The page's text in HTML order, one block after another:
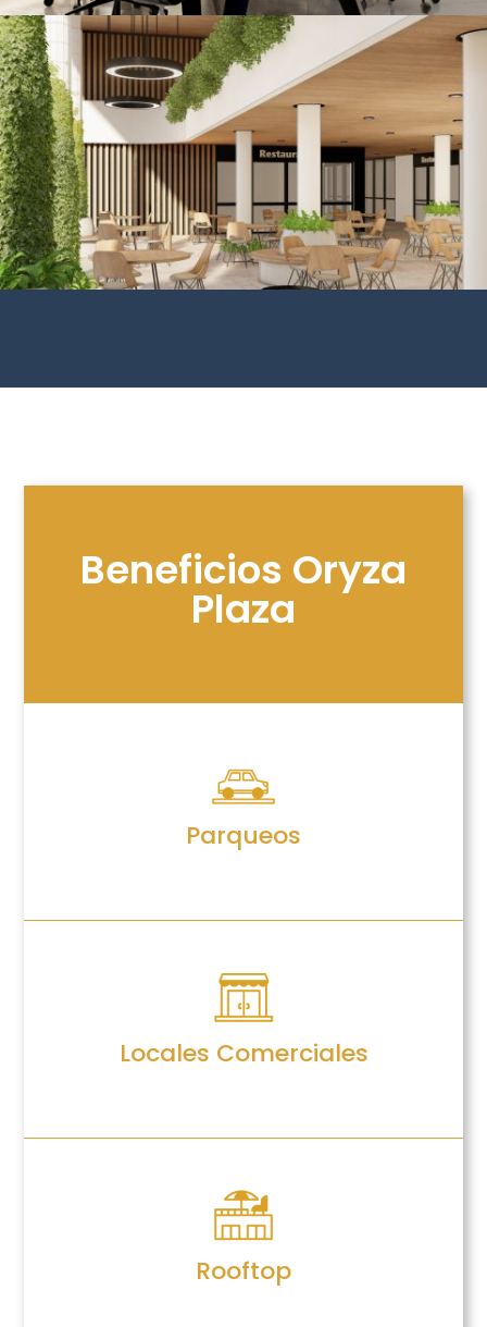
Beneficios Oryza
Plaza
Parqueos
Locales Comerciales
Rooftop